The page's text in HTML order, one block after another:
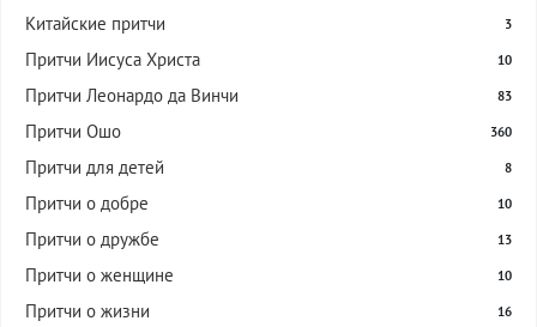
Китайские притчи 3
Притчи Иисуса Христа 10
Притчи Леонардо да Винчи 83
Притчи Ошо 360
Притчи для детей 8
Притчи о добре 10
Притчи о дружбе 13
Притчи о женщине 10
Притчи о жизни 16